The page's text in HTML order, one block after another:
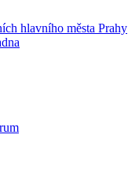
hlavního města Prahy